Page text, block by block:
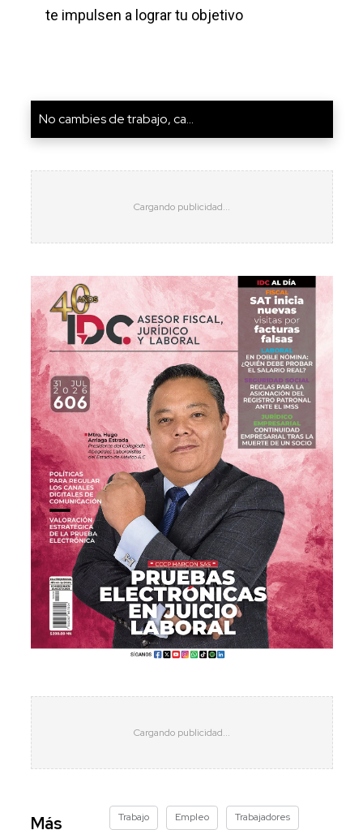
te impulsen a lograr tu objetivo
No cambies de trabajo, ca...
Más
Trabajo Empleo Trabajadores